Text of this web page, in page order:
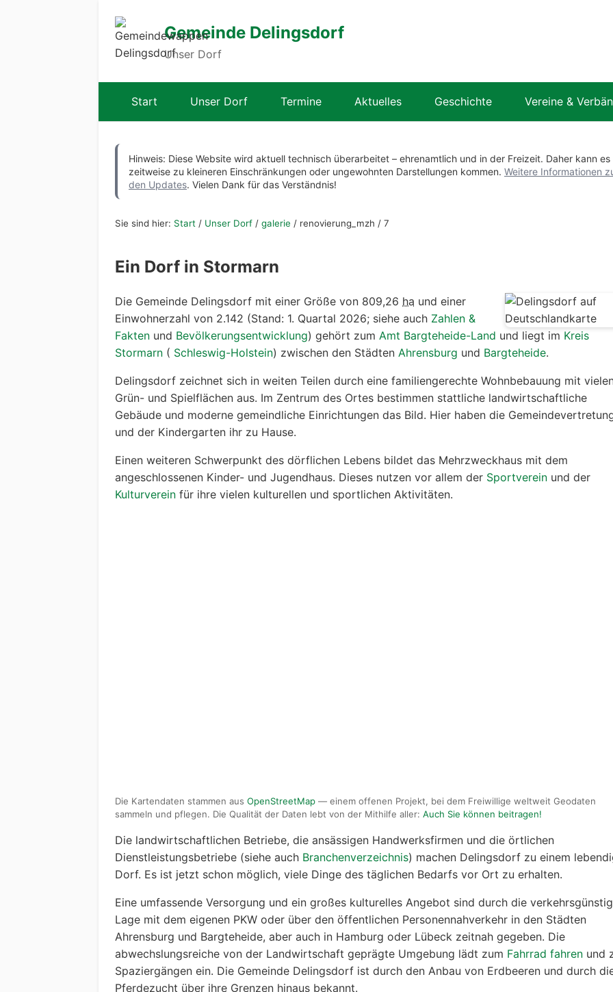
Gemeinde Delingsdorf
Unser Dorf
Start Unser Dorf Termine Aktuelles Geschichte Vereine &
Hinweis: Diese Website wird aktuell technisch überarbeitet – ehrenamtlich und in der Freizeit. Daher kann es
zeitweise zu kleineren Einschränkungen oder ungewohnten Darstellungen kommen. Weitere Informationen
den Updates. Vielen Dank für das Verständnis!
Sie sind hier: Start / Unser Dorf / galerie / renovierung_mzh / 7
Ein Dorf in Stormarn
Die Gemeinde Delingsdorf mit einer Größe von 809,26 ha und einer
Einwohnerzahl von 2.142 (Stand: 1. Quartal 2026; siehe auch Zahlen &
Fakten und Bevölkerungsentwicklung) gehört zum Amt Bargteheide-Land und liegt im Kreis
Stormarn ( Schleswig-Holstein) zwischen den Städten Ahrensburg und Bargteheide.
Delingsdorf zeichnet sich in weiten Teilen durch eine familiengerechte Wohnbebauung mit
Grün- und Spielflächen aus. Im Zentrum des Ortes bestimmen stattliche landwirtschaftliche
Gebäude und moderne gemeindliche Einrichtungen das Bild. Hier haben die
und der Kindergarten ihr zu Hause.
Einen weiteren Schwerpunkt des dörflichen Lebens bildet das Mehrzweckhaus mit dem
angeschlossenen Kinder- und Jugendhaus. Dieses nutzen vor allem der Sportverein und der
Kulturverein für ihre vielen kulturellen und sportlichen Aktivitäten.
Die Kartendaten stammen aus OpenStreetMap — einem offenen Projekt, bei dem Freiwillige weltweit Geodaten
sammeln und pflegen. Die Qualität der Daten lebt von der Mithilfe aller: Auch Sie können beitragen!
Die landwirtschaftlichen Betriebe, die ansässigen Handwerksfirmen und die örtlichen
Dienstleistungsbetriebe (siehe auch Branchenverzeichnis) machen Delingsdorf zu einem
Dorf. Es ist jetzt schon möglich, viele Dinge des täglichen Bedarfs vor Ort zu erhalten.
Eine umfassende Versorgung und ein großes kulturelles Angebot sind durch die
Lage mit dem eigenen PKW oder über den öffentlichen Personennahverkehr in den Städten
Ahrensburg und Bargteheide, aber auch in Hamburg oder Lübeck zeitnah gegeben. Die
abwechslungsreiche von der Landwirtschaft geprägte Umgebung lädt zum Fahrrad fahren und
Spaziergängen ein. Die Gemeinde Delingsdorf ist durch den Anbau von Erdbeeren und durch
Pferdezucht über ihre Grenzen hinaus bekannt.